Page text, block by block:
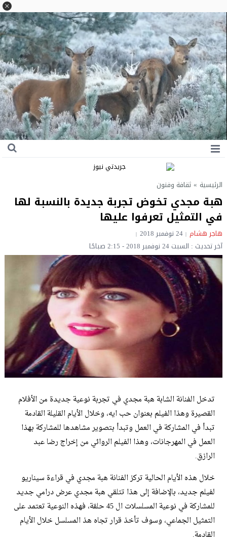
الرئيسية » ثقافة وفنون
هبة مجدي تخوض تجربة جديدة بالنسبة لها
في التمثيل تعرفوا عليها
هاجر هشام 24 نوفمبر 2018
آخر تحديث : السبت 24 نوفمبر 2018 - 2:15 صباحًا
تدخل الفنانة الشابة هبة مجدي في تجربة نوعية جديدة من الأفلام
القصيرة وهذا الفيلم بعنوان حب ايه، وخلال الأيام القليلة القادمة
تبدأ في المشاركة في العمل وتبدأ بتصوير مشاهدها للمشاركة بهذا
العمل في المهرجانات، وهذا الفيلم الروائي من إخراج رضا عبد
الرازق.
خلال هذه الأيام الحالية تركز الفنانة هبة مجدي في قراءة سيناريو
لفيلم جديد، بالإضافة إلى هذا تتلقي هبة مجدي عرض درامي جديد
للمشاركة في نوعية المسلسلات ال 45 حلقة، فهذه النوعية تعتمد على
التمثيل الجماعي، وسوف تأخذ قرار تجاه هذ المسلسل خلال الأيام
القادمة.